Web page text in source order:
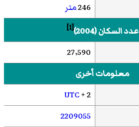
246متر
عدد السكان (2004)
[1]
27٬590
معلومات أخرى
UTC+ 2
2209055